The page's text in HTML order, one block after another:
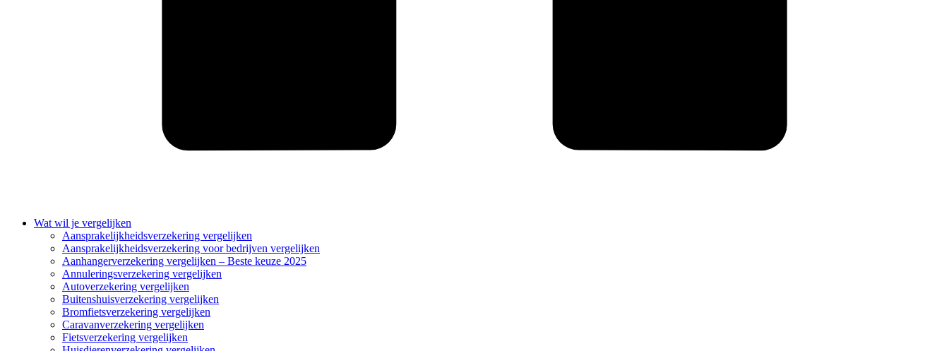
Wat wil je vergelijken
Aansprakelijkheidsverzekering vergelijken
Aansprakelijkheidsverzekering voor bedrijven vergelijken
Aanhangerverzekering vergelijken – Beste keuze 2025
Annuleringsverzekering vergelijken
Autoverzekering vergelijken
Buitenshuisverzekering vergelijken
Bromfietsverzekering vergelijken
Caravanverzekering vergelijken
Fietsverzekering vergelijken